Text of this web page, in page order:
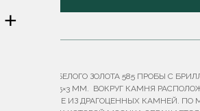
+
КОЛЬЦО ИЗ БЕЛОГО ЗОЛОТА 585 ПРОБЫ С
«ОКТАГОН» 5×3 ММ. ВОКРУГ КАМНЯ
ОБРАМЛЕНИЕ ИЗ ДРАГОЦЕННЫХ КАМНЕЙ. ПО